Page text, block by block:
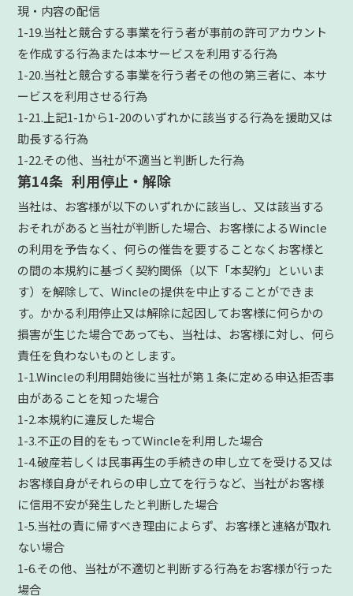
現・内容の配信
1-19.当社と競合する事業を行う者が事前の許可アカウント
を作成する行為または本サービスを利用する行為
1-20.当社と競合する事業を行う者その他の第三者に、本サ
ービスを利用させる行為
1-21.上記1-1から1-20のいずれかに該当する行為を援助又は
助長する行為
1-22.その他、当社が不適当と判断した行為
第14条 利用停止・解除
当社は、お客様が以下のいずれかに該当し、又は該当する
おそれがあると当社が判断した場合、お客様によるWincle
の利用を予告なく、何らの催告を要することなくお客様と
の間の本規約に基づく契約関係（以下「本契約」といいま
す）を解除して、Wincleの提供を中止することができま
す。かかる利用停止又は解除に起因してお客様に何らかの
損害が生じた場合であっても、当社は、お客様に対し、何ら
責任を負わないものとします。
1-1.Wincleの利用開始後に当社が第１条に定める申込拒否事
由があることを知った場合
1-2.本規約に違反した場合
1-3.不正の目的をもってWincleを利用した場合
1-4.破産若しくは民事再生の手続きの申し立てを受ける又は
お客様自身がそれらの申し立てを行うなど、当社がお客様
に信用不安が発生したと判断した場合
1-5.当社の責に帰すべき理由によらず、お客様と連絡が取れ
ない場合
1-6.その他、当社が不適切と判断する行為をお客様が行った
場合